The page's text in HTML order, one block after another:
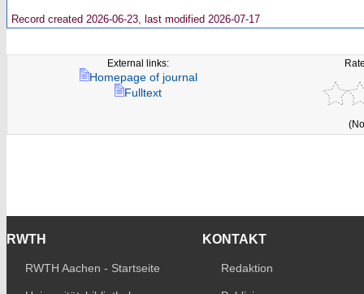
Record created 2026-06-23, last modified 2026-07-17
External links:
Homepage of journal
Fulltext
RWTH
RWTH Aachen - Startseite
KONTAKT
Redaktion